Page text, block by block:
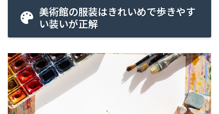
美術館の服装はきれいめで歩きやす
い装いが正解